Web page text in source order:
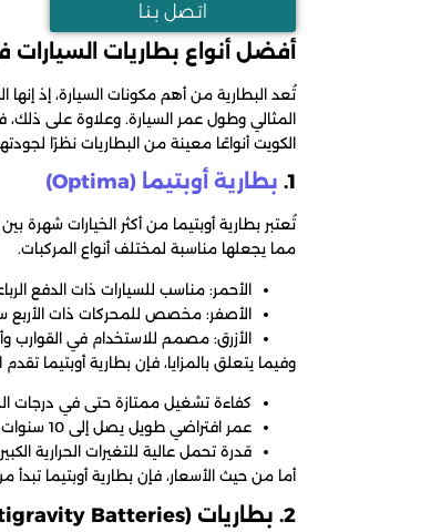
اتـصل بـنـا
أفضل أنواع بطاريات السيارات
تُعد البطارية من أهم مكونات السيارة، إذ إنها
المثالي وطول عمر السيارة. وعلاوة على ذلك،
الكويت أنواعًا معينة من البطاريات نظرًا
1. بطارية أوبتيما (Optima)
تُعتبر بطارية أوبتيما من أكثر الخيارات شهرة
مما يجعلها مناسبة لمختلف أنواع المركبات.
الأحمر: مناسب للسيارات ذات الدفع
الأصفر: مخصص للمحركات ذات الأربع
الأزرق: مصمم للاستخدام في القوارب
وفيما يتعلق بالمزايا، فإن بطارية أوبتيما
كفاءة تشغيل ممتازة حتى في درجات
عمر افتراضي طويل يصل إلى 10 سنوات، وهذا يعني توفير المال على المدى الطويل.
قدرة تحمل عالية للتغيرات الحرارية
أما من حيث الأسعار، فإن بطارية أوبتيما تبدأ من 68 دينار كويتي، مما يجعلها خيارًا مثاليًا للراغبين في الجمع بين الأداء
2. بطاريات (Antigravity Batteries)